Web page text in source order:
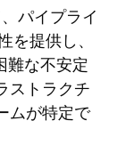
パイプライ
提供し、
難な不安定
ストラクチ
ムが特定で